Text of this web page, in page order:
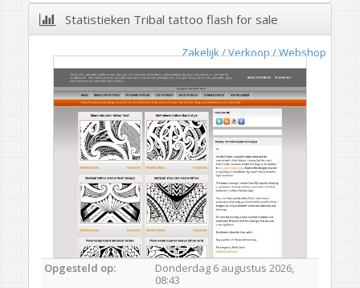
Statistieken Tribal tattoo flash for sale
Zakelijk /Verkoop / Webshop
Opgesteld op:
Donderdag 6 augustus 2026,
08:43